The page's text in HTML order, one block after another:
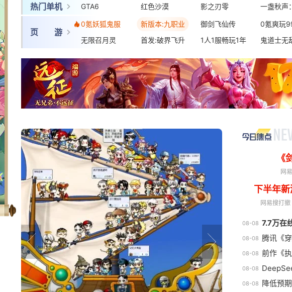
热门单机 GTA6 红色沙漠 影之刃零 一盏秋声
页 游
0氪妖狐鬼服 新版本:九职业 御剑飞仙传 0氪爽玩
无限召月灵
首发:破界飞升 1人1服畅玩1年 鬼道士无
prev next
《
网
下半年
网易搜打
08-08 7.7万在
08-08 腾讯《
08-08 前作《
08-08
08-08 降低预